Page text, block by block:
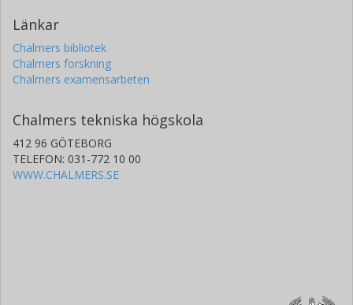
Länkar
Chalmers bibliotek
Chalmers forskning
Chalmers examensarbeten
Chalmers tekniska högskola
412 96 GÖTEBORG
TELEFON: 031-772 10 00
WWW.CHALMERS.SE